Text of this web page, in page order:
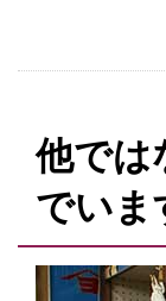
他では
でいま